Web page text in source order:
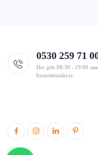
0530 259 71
Her gün 08:30 - 19:00
hizmetinizdeyiz.